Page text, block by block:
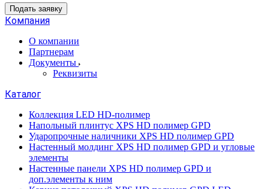
Подать заявку
Компания
О компании
Партнерам
Документы
Реквизиты
Каталог
Коллекция LED HD-полимер
Напольный плинтус XPS HD полимер GPD
Ударопрочные наличники XPS HD полимер GPD
Настенный молдинг XPS HD полимер GPD и угловые
элементы
Настенные панели XPS HD полимер GPD и
доп.элементы к ним